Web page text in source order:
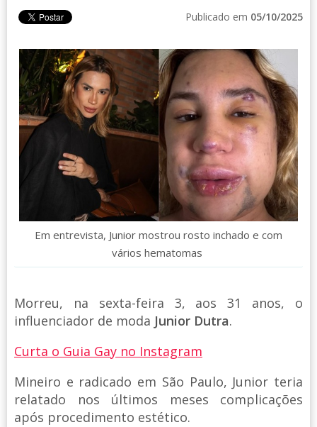
Publicado em 05/10/2025
Em entrevista, Junior mostrou rosto inchado e com
vários hematomas
Morreu, na sexta-feira 3, aos 31 anos, o
influenciador de moda Junior Dutra.
Curta o Guia Gay no Instagram
Mineiro e radicado em São Paulo, Junior teria
relatado nos últimos meses complicações
após procedimento estético.